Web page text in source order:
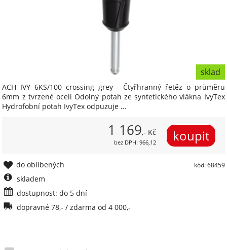
ACH IVY 6KS/100 crossing grey - Čtyřhranný řetěz o průměru
6mm z tvrzené oceli Odolný potah ze syntetického vlákna IvyTex
Hydrofobní potah IvyTex odpuzuje ...
sklad
1 169,- Kč
bez DPH: 966,12
kód: 68459
do oblíbených
skladem
dostupnost: do 5 dní
dopravné 78,- / zdarma od 4 000,-